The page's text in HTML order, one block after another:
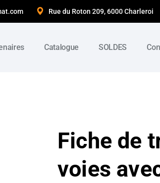
Rue du Roton 209, 6000 Charleroi
Catalogue SOLDES
Fiche de
voies